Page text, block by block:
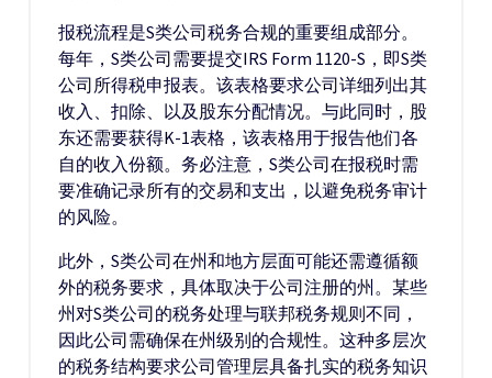
报税流程是S类公司税务合规的重要组成部分。
每年，S类公司需要提交IRS Form 1120-S，即S类
公司所得税申报表。该表格要求公司详细列出其
收入、扣除、以及股东分配情况。与此同时，股
东还需要获得K-1表格，该表格用于报告他们各
自的收入份额。务必注意，S类公司在报税时需
要准确记录所有的交易和支出，以避免税务审计
的风险。
此外，S类公司在州和地方层面可能还需遵循额
外的税务要求，具体取决于公司注册的州。某些
州对S类公司的税务处理与联邦税务规则不同，
因此公司需确保在州级别的合规性。这种多层次
的税务结构要求公司管理层具备扎实的税务知识